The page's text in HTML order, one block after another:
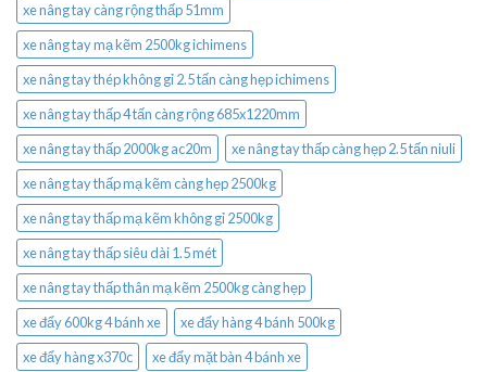
xe nâng tay càng rộng thấp 51mm
xe nâng tay mạ kẽm 2500kg ichimens
xe nâng tay thép không gỉ 2.5 tấn càng hẹp ichimens
xe nâng tay thấp 4 tấn càng rộng 685x1220mm
xe nâng tay thấp 2000kg ac20m
xe nâng tay thấp càng hẹp 2.5 tấn niuli
xe nâng tay thấp mạ kẽm càng hẹp 2500kg
xe nâng tay thấp mạ kẽm không gỉ 2500kg
xe nâng tay thấp siêu dài 1.5 mét
xe nâng tay thấp thân mạ kẽm 2500kg càng hẹp
xe đẩy 600kg 4 bánh xe
xe đẩy hàng 4 bánh 500kg
xe đẩy hàng x370c
xe đẩy mặt bàn 4 bánh xe